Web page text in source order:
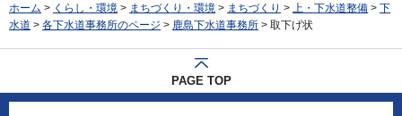
ホーム > くらし・環境 > まちづくり・環境 > まちづくり > 上・下水道整備 > 下
水道 > 各下水道事務所のページ > 鹿島下水道事務所 > 取下げ状
PAGE TOP